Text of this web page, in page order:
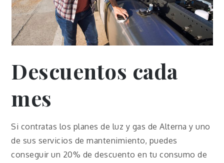
Descuentos cada
mes
Si contratas los planes de luz y gas de Alterna y uno
de sus servicios de mantenimiento, puedes
conseguir un 20% de descuento en tu consumo de